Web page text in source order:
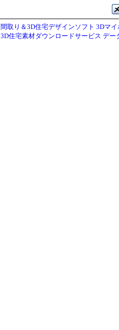
間取り＆3D住宅デザインソフト 3Dマ
3D住宅素材ダウンロードサービス デー